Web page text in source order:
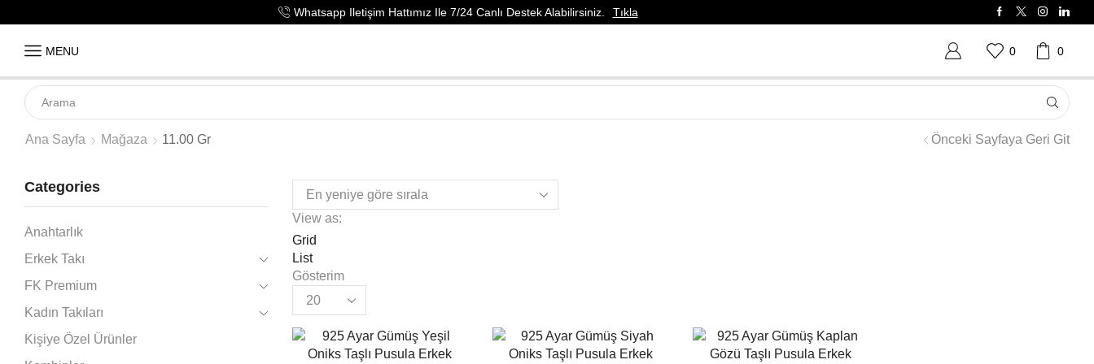
Whatsapp Iletişim Hattımız Ile 7/24 Canlı Destek Alabilirsiniz. Tıkla
MENU 0 0
Ana Sayfa Mağaza 11.00 Gr Önceki Sayfaya Geri Git
View as:
Grid
List
Gösterim
Categories
Anahtarlık
Erkek Takı
FK Premium
Kadın Takıları
Kişiye Özel Ürünler